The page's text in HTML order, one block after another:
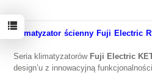
Klimatyzator ścienny Fuji Electric
Seria klimatyzatorów Fuji Electric
design’u z innowacyjną